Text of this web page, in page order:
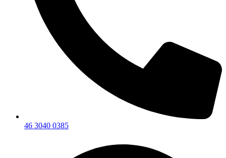
46 3040 0385